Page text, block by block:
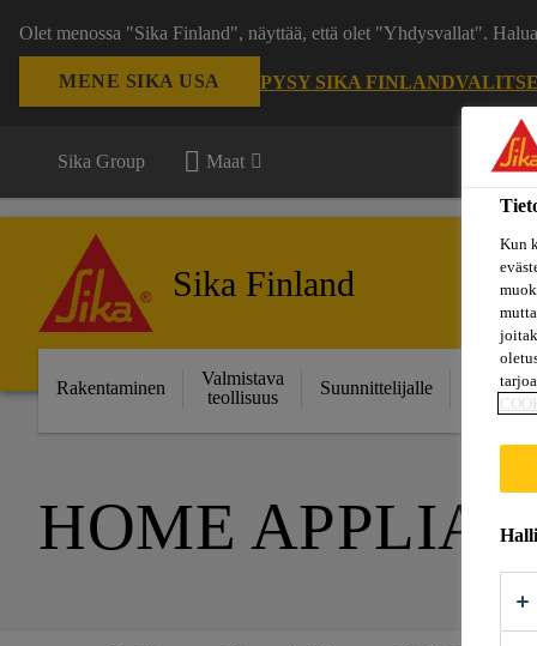
Olet menossa "Sika Finland", näyttää, että olet "Yhdysvallat".
MENE SIKA USA PYSY SIKA FINLAND
Sika Group Maat
Sika Finland
Rakentaminen
Valmistava
teollisuus
Suunnittelijalle
HOME
Kun